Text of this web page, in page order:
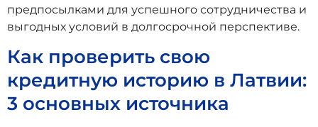
предпосылками для успешного сотрудничества и
выгодных условий в долгосрочной перспективе.
Как проверить свою
кредитную историю в Латвии:
3 основных источника